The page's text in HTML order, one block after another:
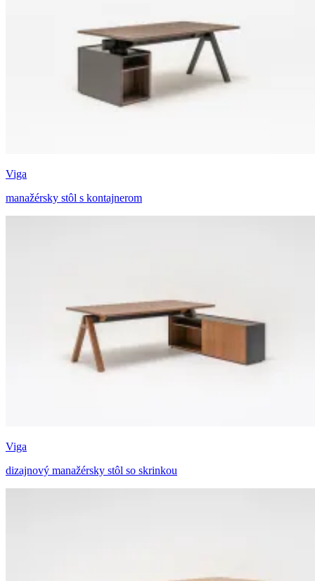
Viga
manažérsky stôl s kontajnerom
Viga
dizajnový manažérsky stôl so skrinkou